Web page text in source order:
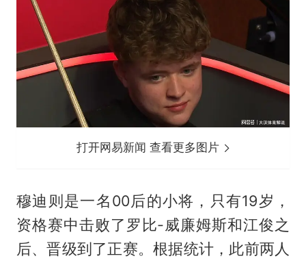
打开网易新闻 查看更多图片
穆迪则是一名00后的小将，只有19岁，
资格赛中击败了罗比-威廉姆斯和江俊之
后、晋级到了正赛。根据统计，此前两人